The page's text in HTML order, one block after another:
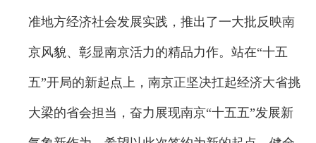
准地方经济社会发展实践，推出了一大批反映南
京风貌、彰显南京活力的精品力作。站在“十五
五”开局的新起点上，南京正坚决扛起经济大省挑
大梁的省会担当，奋力展现南京“十五五”发展新